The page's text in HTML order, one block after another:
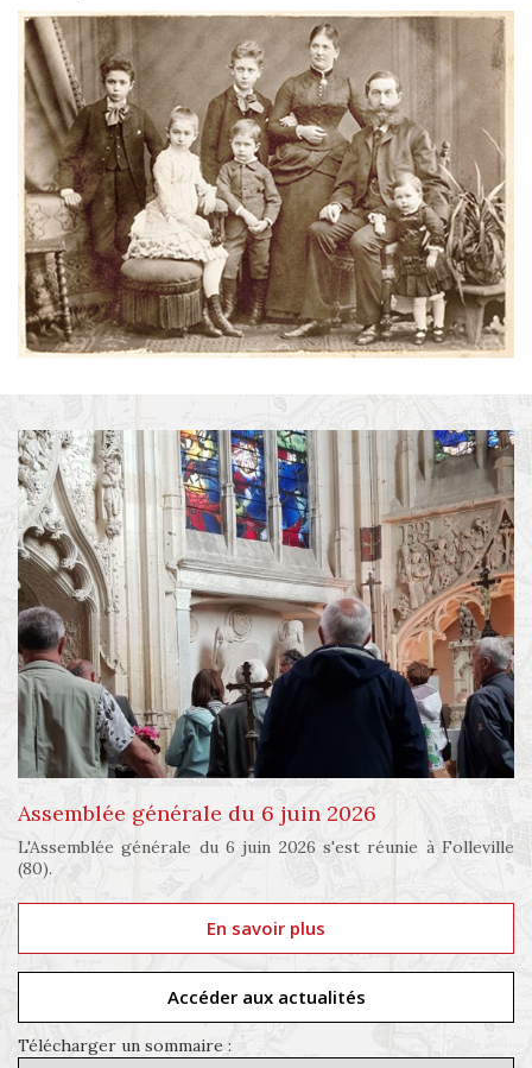
Assemblée générale du 6 juin 2026
L'Assemblée générale du 6 juin 2026 s'est réunie à Folleville
(80).
En savoir plus
Accéder aux actualités
Télécharger un sommaire :